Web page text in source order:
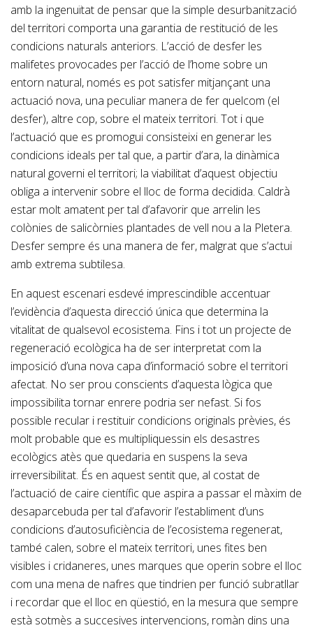
amb la ingenuïtat de pensar que la simple desurbanització
del territori comporta una garantia de restitució de les
condicions naturals anteriors. L’acció de desfer les
malifetes provocades per l’acció de l’home sobre un
entorn natural, només es pot satisfer mitjançant una
actuació nova, una peculiar manera de fer quelcom (el
desfer), altre cop, sobre el mateix territori. Tot i que
l’actuació que es promogui consisteixi en generar les
condicions ideals per tal que, a partir d’ara, la dinàmica
natural governi el territori; la viabilitat d’aquest objectiu
obliga a intervenir sobre el lloc de forma decidida. Caldrà
estar molt amatent per tal d’afavorir que arrelin les
colònies de salicòrnies plantades de vell nou a la Pletera.
Desfer sempre és una manera de fer, malgrat que s’actui
amb extrema subtilesa.
En aquest escenari esdevé imprescindible accentuar
l’evidència d’aquesta direcció única que determina la
vitalitat de qualsevol ecosistema. Fins i tot un projecte de
regeneració ecològica ha de ser interpretat com la
imposició d’una nova capa d’informació sobre el territori
afectat. No ser prou conscients d’aquesta lògica que
impossibilita tornar enrere podria ser nefast. Si fos
possible recular i restituir condicions originals prèvies, és
molt probable que es multipliquessin els desastres
ecològics atès que quedaria en suspens la seva
irreversibilitat. És en aquest sentit que, al costat de
l’actuació de caire científic que aspira a passar el màxim de
desaparcebuda per tal d’afavorir l’establiment d’uns
condicions d’autosuficiència de l’ecosistema regenerat,
també calen, sobre el mateix territori, unes fites ben
visibles i cridaneres, unes marques que operin sobre el lloc
com una mena de nafres que tindrien per funció subratllar
i recordar que el lloc en qüestió, en la mesura que sempre
està sotmès a succesives intervencions, romàn dins una